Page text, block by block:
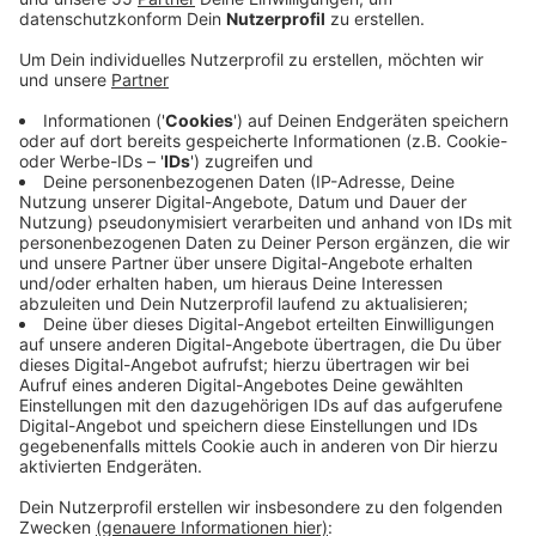
das Land zwei Millionen Euro zur Verfügung,
wovon der Kreis Kleve wiederum 39.000 Euro
bekommt.
Veröffentlicht: Montag, 05.05.2025 07:23
Anzeige
Das Schwerpunktthema des Förderprogramms lautet
diesmal "Engagiert in die Zukunft - junges Engagement
fördern und neue Projekte gestalten". Gefördert
werde beispielsweise die Einrichtung eines neuen
Angebots im Sportverein oder die Gründung einer
Initiative zur Neugestaltung des Gruppenraums im
Jugendtreff, heißt es aus dem Kreishaus.
Hier gibt es weitere Informationen!